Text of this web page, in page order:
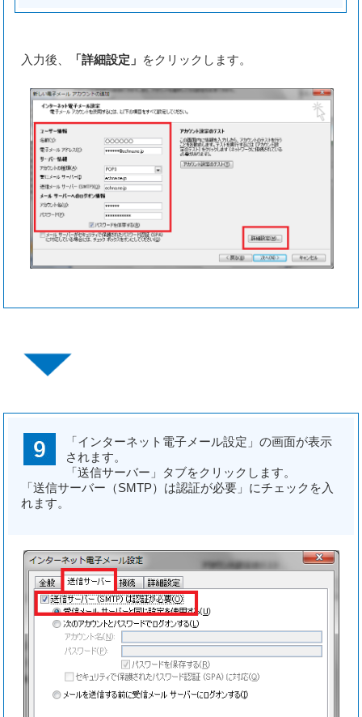
入力後、 「詳細設定」 をクリックします。
「インターネット電子メール設定」の画面が表示
されます。
「送信サーバー」タブをクリックします。
「送信サーバー（SMTP）は認証が必要」にチェックを入
れます。